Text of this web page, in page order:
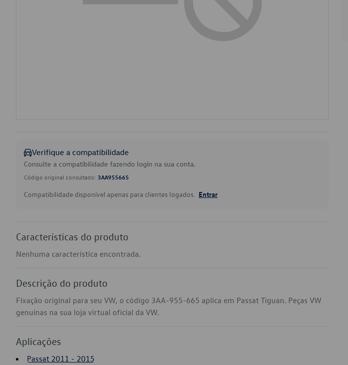
Verifique a compatibilidade
Consulte a compatibilidade fazendo login na sua conta.
Código original consultado: 3AA955665
Compatibilidade disponível apenas para clientes logados. Entrar
Características do produto
Nenhuma característica encontrada.
Descrição do produto
Fixação original para seu VW, o código 3AA-955-665 aplica em Passat Tiguan. Peças VW
genuínas na sua loja virtual oficial da VW.
Aplicações
Passat 2011 - 2015